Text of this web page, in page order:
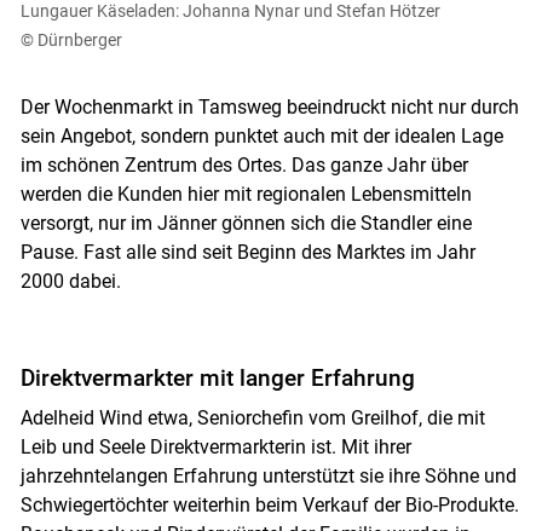
Skip to main content
Lungauer Käseladen: Johanna Nynar und Stefan Hötzer
© Dürnberger
Der Wochenmarkt in Tamsweg beeindruckt nicht nur durch
sein Angebot, sondern punktet auch mit der idealen Lage
im schönen Zentrum des Ortes. Das ganze Jahr über
werden die Kunden hier mit regionalen Lebensmitteln
versorgt, nur im Jänner gönnen sich die Standler eine
Pause. Fast alle sind seit Beginn des Marktes im Jahr
2000 dabei.
Direktvermarkter mit langer Erfahrung
Adelheid Wind etwa, Seniorchefin vom Greilhof, die mit
Leib und Seele Direktvermarkterin ist. Mit ihrer
jahrzehntelangen Erfahrung unterstützt sie ihre Söhne und
Schwiegertöchter weiterhin beim Verkauf der Bio-Produkte.